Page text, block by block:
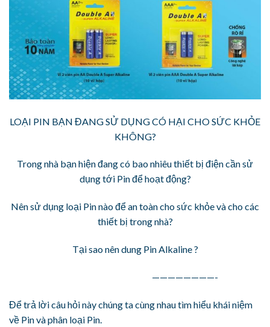
LOẠI PIN BẠN ĐANG SỬ DỤNG CÓ HẠI CHO SỨC KHỎE
KHÔNG?
Trong nhà bạn hiện đang có bao nhiêu thiết bị điện cần sử
dụng tới Pin để hoạt động?
Nên sử dụng loại Pin nào để an toàn cho sức khỏe và cho các
thiết bị trong nhà?
Tại sao nên dung Pin Alkaline ?
————————-
Để trả lời câu hỏi này chúng ta cùng nhau tìm hiểu khái niệm
về Pin và phân loại Pin.